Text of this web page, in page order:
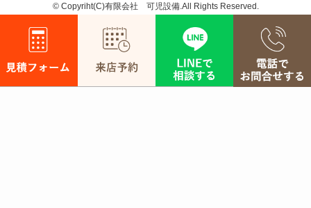
©Copyriht(C)有限会社 可児設備.All Rights Reserved.